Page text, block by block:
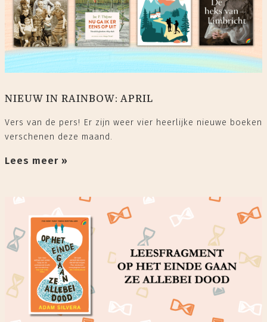
NIEUW IN RAINBOW: APRIL
Vers van de pers! Er zijn weer vier heerlijke nieuwe boeken
verschenen deze maand.
Lees meer »